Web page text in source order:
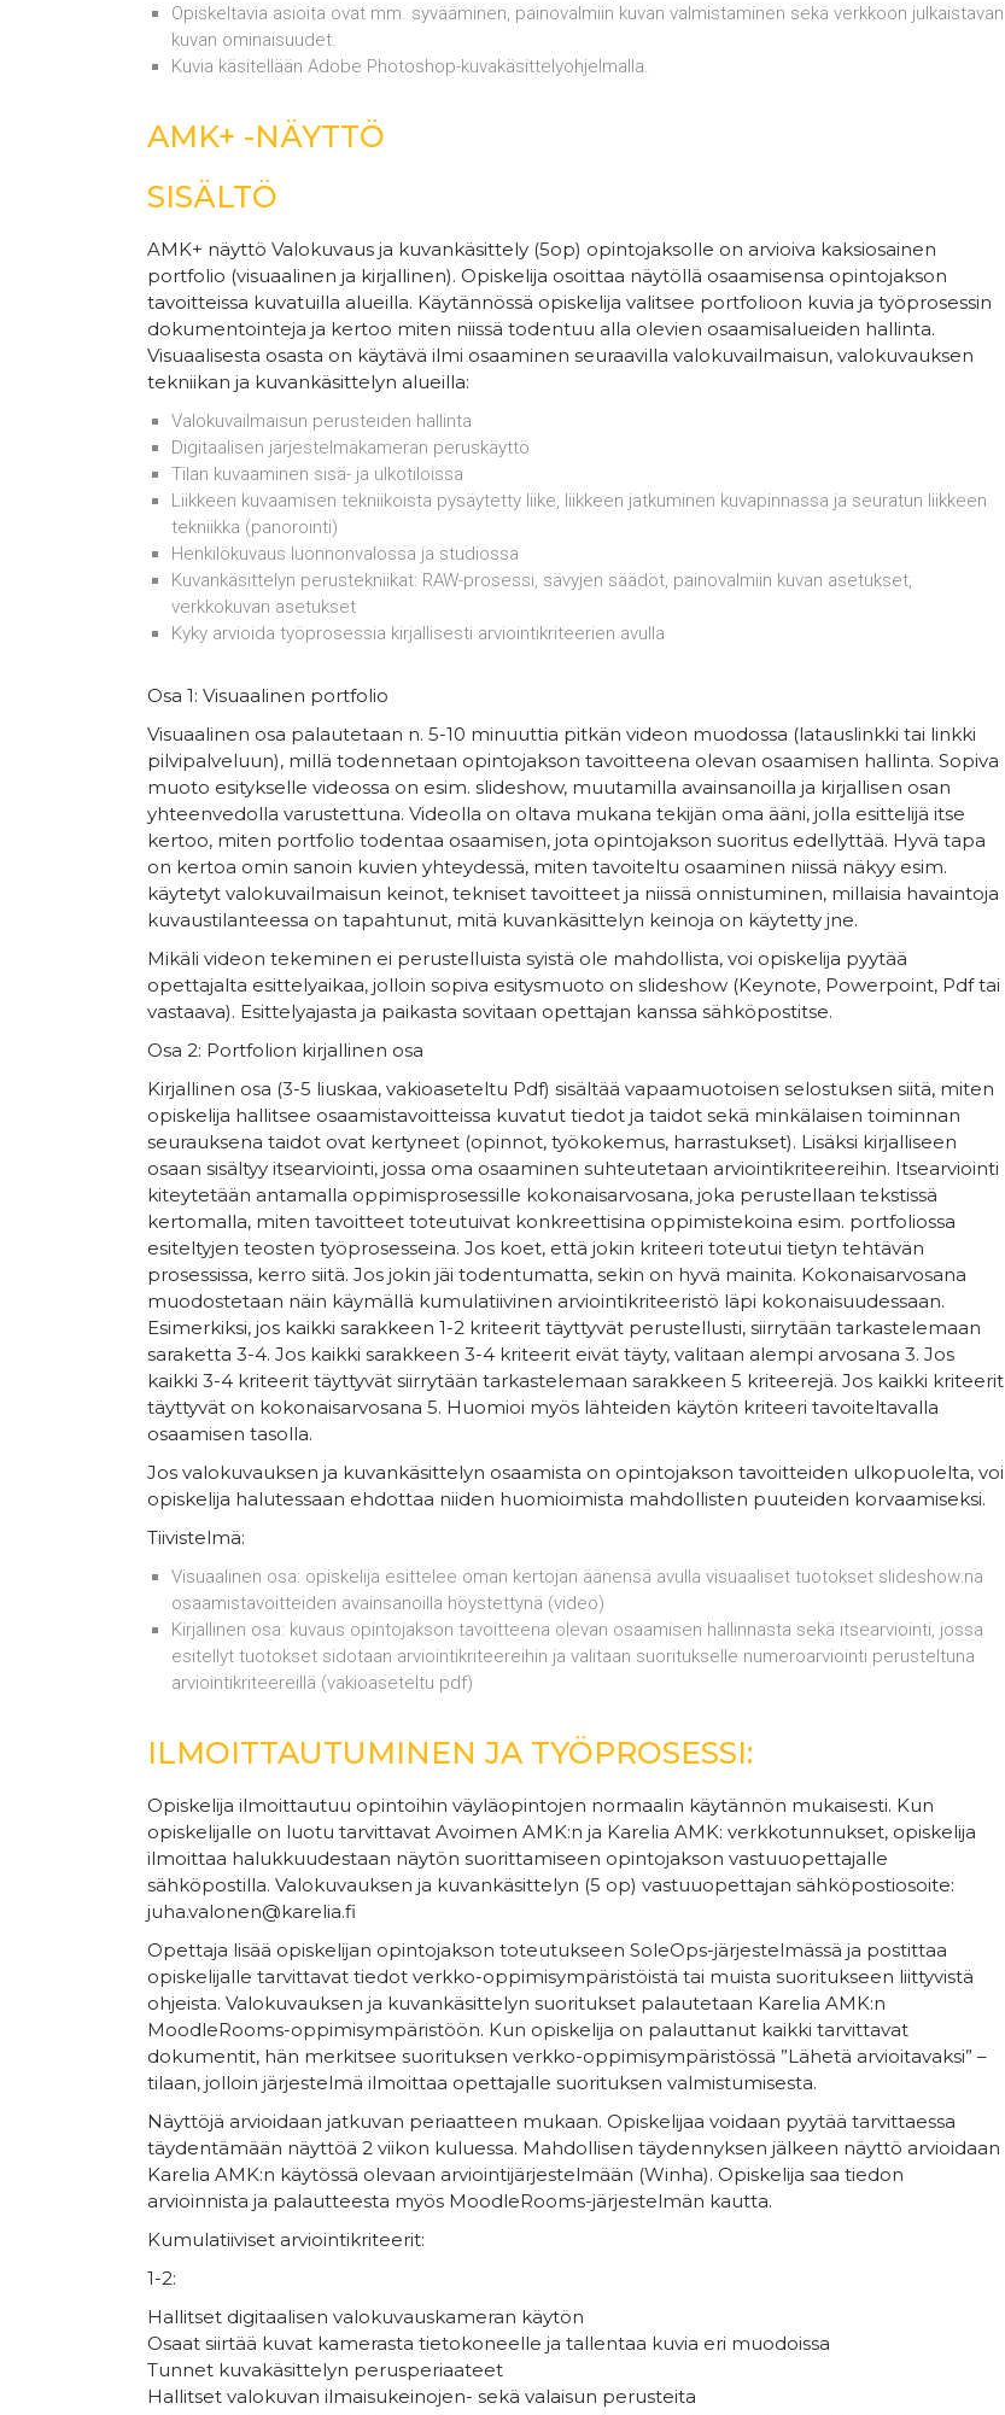
Opiskeltavia asioita ovat mm. syvääminen, painovalmiin kuvan valmistaminen sekä verkkoon julkaistavan
kuvan ominaisuudet.
Kuvia käsitellään Adobe Photoshop-kuvakäsittelyohjelmalla.
AMK+ -NÄYTTÖ
SISÄLTÖ
AMK+ näyttö Valokuvaus ja kuvankäsittely (5op) opintojaksolle on arvioiva kaksiosainen
portfolio (visuaalinen ja kirjallinen). Opiskelija osoittaa näytöllä osaamisensa opintojakson
tavoitteissa kuvatuilla alueilla. Käytännössä opiskelija valitsee portfolioon kuvia ja työprosessin
dokumentointeja ja kertoo miten niissä todentuu alla olevien osaamisalueiden hallinta.
Visuaalisesta osasta on käytävä ilmi osaaminen seuraavilla valokuvailmaisun, valokuvauksen
tekniikan ja kuvankäsittelyn alueilla:
Valokuvailmaisun perusteiden hallinta
Digitaalisen järjestelmäkameran peruskäyttö
Tilan kuvaaminen sisä- ja ulkotiloissa
Liikkeen kuvaamisen tekniikoista pysäytetty liike, liikkeen jatkuminen kuvapinnassa ja seuratun liikkeen
tekniikka (panorointi)
Henkilökuvaus luonnonvalossa ja studiossa
Kuvankäsittelyn perustekniikat: RAW-prosessi, sävyjen säädöt, painovalmiin kuvan asetukset,
verkkokuvan asetukset
Kyky arvioida työprosessia kirjallisesti arviointikriteerien avulla
Osa 1: Visuaalinen portfolio
Visuaalinen osa palautetaan n. 5-10 minuuttia pitkän videon muodossa (latauslinkki tai linkki
pilvipalveluun), millä todennetaan opintojakson tavoitteena olevan osaamisen hallinta. Sopiva
muoto esitykselle videossa on esim. slideshow, muutamilla avainsanoilla ja kirjallisen osan
yhteenvedolla varustettuna. Videolla on oltava mukana tekijän oma ääni, jolla esittelijä itse
kertoo, miten portfolio todentaa osaamisen, jota opintojakson suoritus edellyttää. Hyvä tapa
on kertoa omin sanoin kuvien yhteydessä, miten tavoiteltu osaaminen niissä näkyy esim.
käytetyt valokuvailmaisun keinot, tekniset tavoitteet ja niissä onnistuminen, millaisia havaintoja
kuvaustilanteessa on tapahtunut, mitä kuvankäsittelyn keinoja on käytetty jne.
Mikäli videon tekeminen ei perustelluista syistä ole mahdollista, voi opiskelija pyytää
opettajalta esittelyaikaa, jolloin sopiva esitysmuoto on slideshow (Keynote, Powerpoint, Pdf tai
vastaava). Esittelyajasta ja paikasta sovitaan opettajan kanssa sähköpostitse.
Osa 2: Portfolion kirjallinen osa
Kirjallinen osa (3-5 liuskaa, vakioaseteltu Pdf) sisältää vapaamuotoisen selostuksen siitä, miten
opiskelija hallitsee osaamistavoitteissa kuvatut tiedot ja taidot sekä minkälaisen toiminnan
seurauksena taidot ovat kertyneet (opinnot, työkokemus, harrastukset). Lisäksi kirjalliseen
osaan sisältyy itsearviointi, jossa oma osaaminen suhteutetaan arviointikriteereihin. Itsearviointi
kiteytetään antamalla oppimisprosessille kokonaisarvosana, joka perustellaan tekstissä
kertomalla, miten tavoitteet toteutuivat konkreettisina oppimistekoina esim. portfoliossa
esiteltyjen teosten työprosesseina. Jos koet, että jokin kriteeri toteutui tietyn tehtävän
prosessissa, kerro siitä. Jos jokin jäi todentumatta, sekin on hyvä mainita. Kokonaisarvosana
muodostetaan näin käymällä kumulatiivinen arviointikriteeristö läpi kokonaisuudessaan.
Esimerkiksi, jos kaikki sarakkeen 1-2 kriteerit täyttyvät perustellusti, siirrytään tarkastelemaan
saraketta 3-4. Jos kaikki sarakkeen 3-4 kriteerit eivät täyty, valitaan alempi arvosana 3. Jos
kaikki 3-4 kriteerit täyttyvät siirrytään tarkastelemaan sarakkeen 5 kriteerejä. Jos kaikki kriteerit
täyttyvät on kokonaisarvosana 5. Huomioi myös lähteiden käytön kriteeri tavoiteltavalla
osaamisen tasolla.
Jos valokuvauksen ja kuvankäsittelyn osaamista on opintojakson tavoitteiden ulkopuolelta, voi
opiskelija halutessaan ehdottaa niiden huomioimista mahdollisten puuteiden korvaamiseksi.
Tiivistelmä:
Visuaalinen osa: opiskelija esittelee oman kertojan äänensä avulla visuaaliset tuotokset slideshow:na
osaamistavoitteiden avainsanoilla höystettynä (video)
Kirjallinen osa: kuvaus opintojakson tavoitteena olevan osaamisen hallinnasta sekä itsearviointi, jossa
esitellyt tuotokset sidotaan arviointikriteereihin ja valitaan suoritukselle numeroarviointi perusteltuna
arviointikriteereillä (vakioaseteltu pdf)
ILMOITTAUTUMINEN JA TYÖPROSESSI:
Opiskelija ilmoittautuu opintoihin väyläopintojen normaalin käytännön mukaisesti. Kun
opiskelijalle on luotu tarvittavat Avoimen AMK:n ja Karelia AMK: verkkotunnukset, opiskelija
ilmoittaa halukkuudestaan näytön suorittamiseen opintojakson vastuuopettajalle
sähköpostilla. Valokuvauksen ja kuvankäsittelyn (5 op) vastuuopettajan sähköpostiosoite:
juha.valonen@karelia.fi
Opettaja lisää opiskelijan opintojakson toteutukseen SoleOps-järjestelmässä ja postittaa
opiskelijalle tarvittavat tiedot verkko-oppimisympäristöistä tai muista suoritukseen liittyvistä
ohjeista. Valokuvauksen ja kuvankäsittelyn suoritukset palautetaan Karelia AMK:n
MoodleRooms-oppimisympäristöön. Kun opiskelija on palauttanut kaikki tarvittavat
dokumentit, hän merkitsee suorituksen verkko-oppimisympäristössä ”Lähetä arvioitavaksi” –
tilaan, jolloin järjestelmä ilmoittaa opettajalle suorituksen valmistumisesta.
Näyttöjä arvioidaan jatkuvan periaatteen mukaan. Opiskelijaa voidaan pyytää tarvittaessa
täydentämään näyttöä 2 viikon kuluessa. Mahdollisen täydennyksen jälkeen näyttö arvioidaan
Karelia AMK:n käytössä olevaan arviointijärjestelmään (Winha). Opiskelija saa tiedon
arvioinnista ja palautteesta myös MoodleRooms-järjestelmän kautta.
Kumulatiiviset arviointikriteerit:
1-2:
Hallitset digitaalisen valokuvauskameran käytön
Osaat siirtää kuvat kamerasta tietokoneelle ja tallentaa kuvia eri muodoissa
Tunnet kuvakäsittelyn perusperiaateet
Hallitset valokuvan ilmaisukeinojen- sekä valaisun perusteita